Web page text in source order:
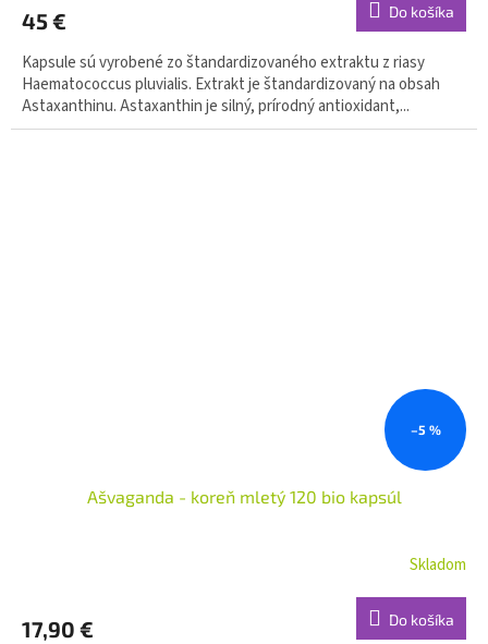
45 € Do košíka
Kapsule sú vyrobené zo štandardizovaného extraktu z riasy
Haematococcus pluvialis. Extrakt je štandardizovaný na obsah
Astaxanthinu. Astaxanthin je silný, prírodný antioxidant,...
–5 %
Ašvaganda - koreň mletý 120 bio kapsúl
Skladom
17,90 € Do košíka